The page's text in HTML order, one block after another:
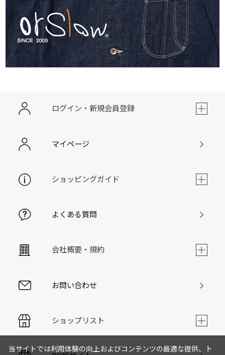
ログイン・新規会員登録
マイページ
ショッピングガイド
よくある質問
会社概要・規約
お問い合わせ
ショップリスト
当サイトでは利用体験の向上およびコンテンツの最適な提供、ト